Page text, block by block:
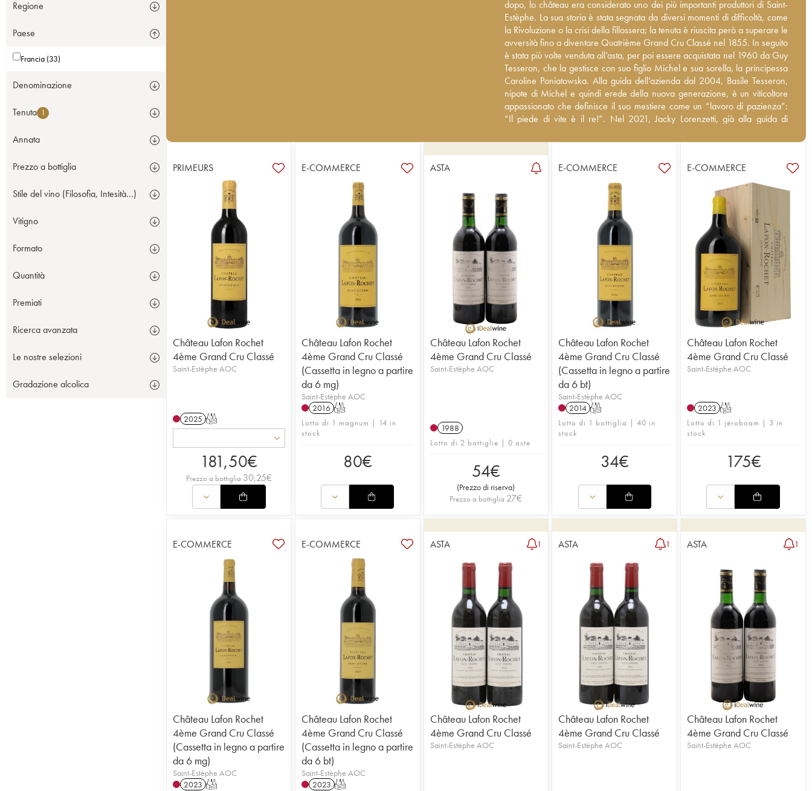
Regione
Paese
Francia (33)
Denominazione
Tenuta 1
Annata
Prezzo a bottiglia
Stile del vino (Filosofia, Intesità...)
Vitigno
Formato
Quantità
Premiati
Ricerca avanzata
Le nostre selezioni
Gradazione alcolica
dopo, lo château era considerato uno dei più importanti produttori di Saint-
Estèphe. La sua storia è stata segnata da diversi momenti di difficoltà, come la
Rivoluzione o la crisi della fillossera; la tenuta è riuscita però a superare le
avversità fino a diventare Quatrième Grand Cru Classé nel 1855. In seguito
è stata più volte venduta all’asta, per poi essere acquistata nel 1960 da Guy
Tesseron, che la gestisce con suo figlio Michel e sua sorella, la principessa
Caroline Poniatowska. Alla guida dell’azienda dal 2004, Basile Tesseron,
nipote di Michel e quindi erede della nuova generazione, è un viticoltore
appassionato che definisce il suo mestiere come un “lavoro di pazienza”: “Il
piede di vite è il re!”. Nel 2021, Jacky Lorenzetti, già alla guida di Château
direzione della tenuta. Lo château è attualmente gestito secondo alcuni
principi della biodinamica e possiede la certificazione biologica dal 2024.
dopo, lo château era considerato uno dei più importanti produttori di Saint-
Estèphe. La sua storia è stata segnata da diversi momenti di difficoltà, come
la Rivoluzione o la crisi della fillossera; la tenuta è riuscita però a superare le
avversità fino a diventare Quatrième Grand Cru Classé nel 1855. In seguito
è stata più volte venduta all’asta, per poi essere acquistata nel 1960 da Guy
Tesseron, che la gestisce con suo figlio Michel e sua sorella, la principessa
Caroline Poniatowska. Alla guida dell’azienda dal 2004, Basile Tesseron,
nipote di Michel e quindi erede della nuova generazione, è un viticoltore
appassionato che definisce il suo mestiere come un “lavoro di pazienza”:
“Il piede di vite è il re!”. Nel 2021, Jacky Lorenzetti, già alla guida di
la direzione della tenuta. Lo château è attualmente gestito secondo alcuni
principi della biodinamica e possiede la certificazione biologica dal 2024.
PRIMEURS
Château Lafon Rochet
4ème Grand Cru Classé
Saint-Estèphe AOC
2025 T
181,50€
Prezzo a bottiglia 30,25€
E-COMMERCE
Château Lafon Rochet
4ème Grand Cru Classé
(Cassetta in legno a partire
da 6 mg)
Saint-Estèphe AOC
2016 T
Lotto di 1 magnum | 14 in
stock
80€
ASTA
Château Lafon Rochet
4ème Grand Cru Classé
Saint-Estèphe AOC
1988
Lotto di 2 bottiglie | 0 aste
54€
(Prezzo di riserva)
Prezzo a bottiglia 27€
E-COMMERCE
Château Lafon Rochet
4ème Grand Cru Classé
(Cassetta in legno a partire
da 6 bt)
Saint-Estèphe AOC
2014 T
Lotto di 1 bottiglia | 40 in
stock
34€
E-COMMERCE
Château Lafon Rochet
4ème Grand Cru Classé
Saint-Estèphe AOC
2023 T
Lotto di 1 jéroboam | 3 in
stock
175€
E-COMMERCE
Château Lafon Rochet
4ème Grand Cru Classé
(Cassetta in legno a partire
da 6 mg)
Saint-Estèphe AOC
2023 T
E-COMMERCE
Château Lafon Rochet
4ème Grand Cru Classé
(Cassetta in legno a partire
da 6 bt)
Saint-Estèphe AOC
2023 T
ASTA 1
Château Lafon Rochet
4ème Grand Cru Classé
Saint-Estèphe AOC
ASTA 1
Château Lafon Rochet
4ème Grand Cru Classé
Saint-Estèphe AOC
ASTA 1
Château Lafon Rochet
4ème Grand Cru Classé
Saint-Estèphe AOC